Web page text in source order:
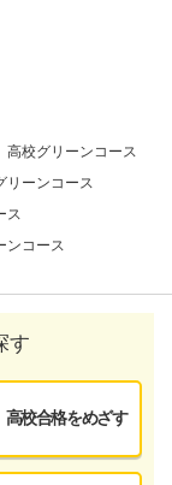
高校グリーンコース
リーンコース
ス
ンコース
す
高校合格をめざす